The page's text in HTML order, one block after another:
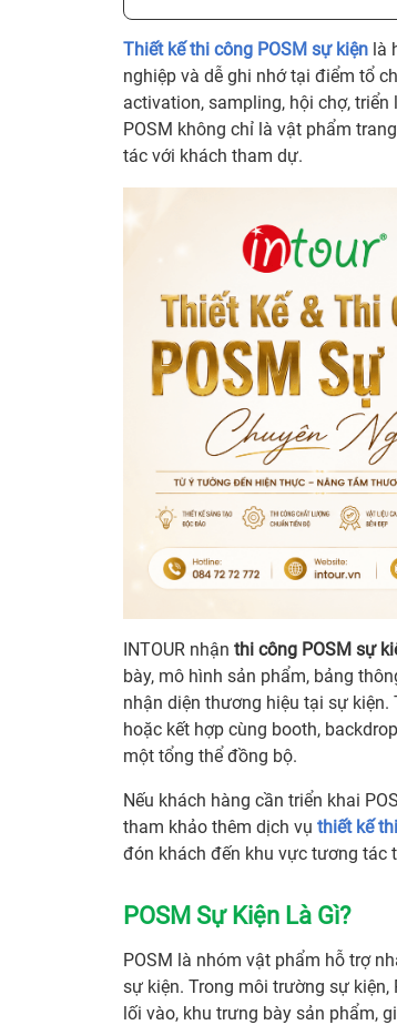
Thiết kế thi công POSM sự kiện là
nghiệp và dễ ghi nhớ tại điểm tổ
activation, sampling, hội chợ,
POSM không chỉ là vật phẩm
tác với khách tham dự.
INTOUR nhận thi công POSM sự
bày, mô hình sản phẩm, bảng
nhận diện thương hiệu tại sự
hoặc kết hợp cùng booth,
một tổng thể đồng bộ.
Nếu khách hàng cần triển khai
tham khảo thêm dịch vụ thiết kế
đón khách đến khu vực tương tác
POSM Sự Kiện Là Gì?
POSM là nhóm vật phẩm hỗ trợ
sự kiện. Trong môi trường sự kiện,
lối vào, khu trưng bày sản phẩm,